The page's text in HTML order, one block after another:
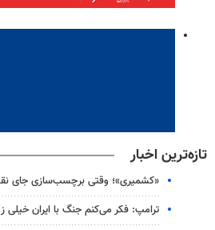
تازه‌ترین اخبار
«کشمیری»؛ وقتی برچسب‌سازی جای
ترامپ: فکر می‌کنم جنگ با ایران خیلی